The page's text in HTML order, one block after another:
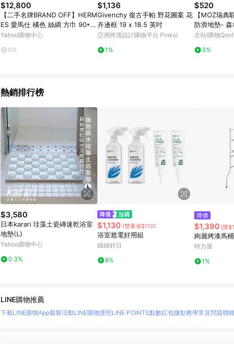
$12,800
【二手名牌BRAND OFF】HERM
ES 愛馬仕 橘色 絲綢 方巾 90*9
0
Yahoo購物中心
0%
$1,136
Givenchy 復古手帕 野花圖案 花
卉邊框 19 x 18.5 英吋
亞洲跨境設計購物平台 Pinkoi
1%
$520
【MOZ瑞典
防滑地墊- 森
京站i購物
3%
熱銷排行榜
$3,580
日本karari 珪藻土瓷磚速乾浴室
地墊(L)
Yahoo購物中心
0.3%
$1,130 (雙重省$110)
浴室尬電好用組
綠綠好日
8%
降價
$1,390 (降
絢麗烤漆馬
特力屋
1%
LINE購物推薦
下載LINE購物App最新活動LINE購物護照LINE POINTS點數紅包賺點教學常見問題聯